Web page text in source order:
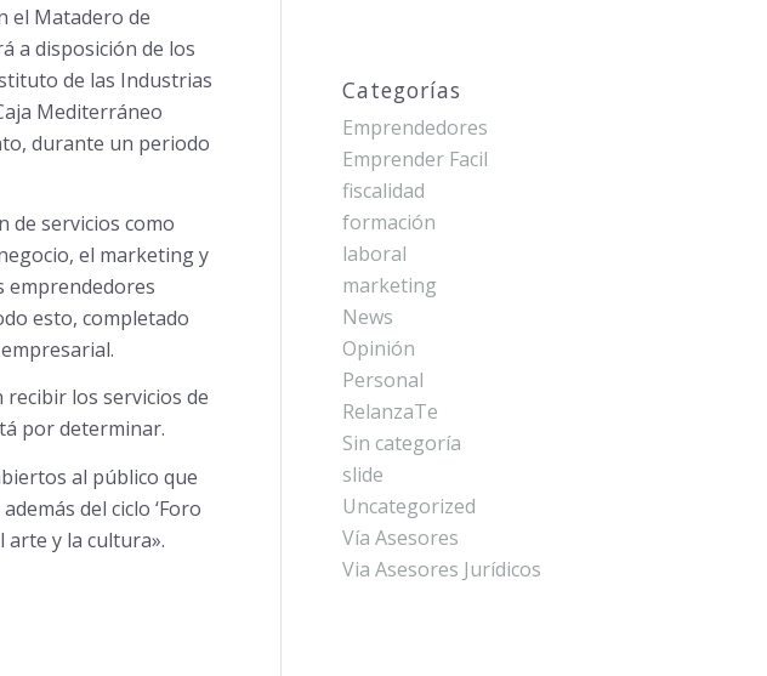
el Matadero de
a disposición de los
de las Industrias
Mediterráneo
durante un periodo
de servicios como
el marketing y
emprendedores
esto, completado
los servicios de
por determinar.
al público que
del ciclo ‘Foro
y la cultura».
Categorías
Emprendedores
Emprender Facil
fiscalidad
formación
laboral
marketing
News
Opinión
Personal
RelanzaTe
Sin categoría
slide
Uncategorized
Vía Asesores
Via Asesores Jurídicos